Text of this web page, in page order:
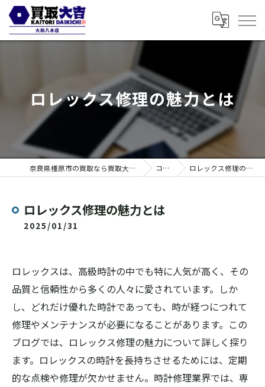
ロレックス修理の魅力とは
奈良県橿原市の買取なら買取大吉 大和八木店 コラム ロレックス修理の魅力とは
ロレックス修理の魅力とは
2025/01/31
ロレックスは、高級時計の中でも特に人気が高く、その
品質と信頼性から多くの人々に愛されています。しか
し、どれだけ優れた時計であっても、時が経つにつれて
修理やメンテナンスが必要になることがあります。この
ブログでは、ロレックス修理の魅力について詳しく探り
ます。ロレックスの時計を長持ちさせるためには、定期
的な点検や修理が欠かせません。時計修理業界では、専